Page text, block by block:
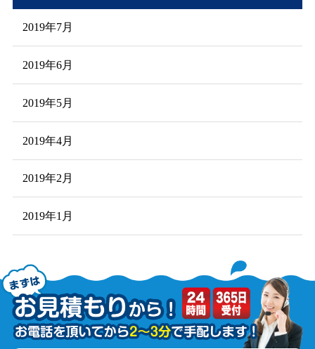
2019年7月
2019年6月
2019年5月
2019年4月
2019年2月
2019年1月